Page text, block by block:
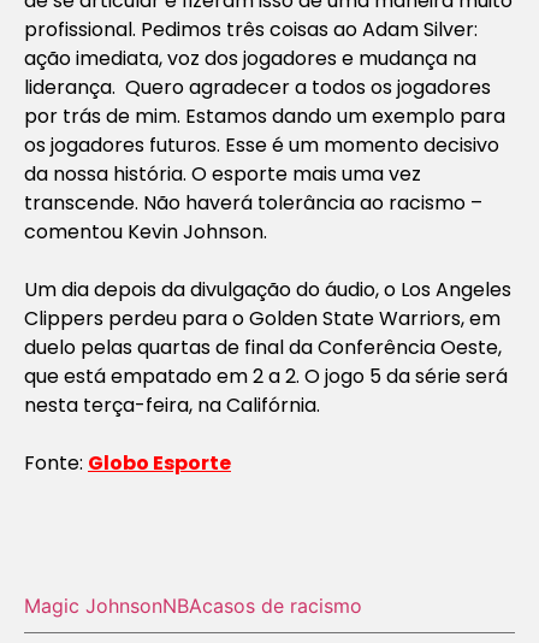
profissional. Pedimos três coisas ao Adam Silver:
ação imediata, voz dos jogadores e mudança na
liderança. Quero agradecer a todos os jogadores
por trás de mim. Estamos dando um exemplo para
os jogadores futuros. Esse é um momento decisivo
da nossa história. O esporte mais uma vez
transcende. Não haverá tolerância ao racismo –
comentou Kevin Johnson.
Um dia depois da divulgação do áudio, o Los Angeles
Clippers perdeu para o Golden State Warriors, em
duelo pelas quartas de final da Conferência Oeste,
que está empatado em 2 a 2. O jogo 5 da série será
nesta terça-feira, na Califórnia.
Fonte: Globo Esporte
Magic JohnsonNBAcasos de racismo